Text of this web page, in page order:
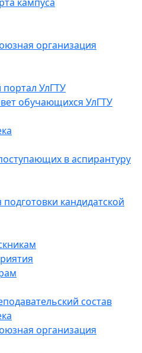
организация
УлГТУ
обучающихся УлГТУ
в аспирантуру
кандидатской
состав
организация